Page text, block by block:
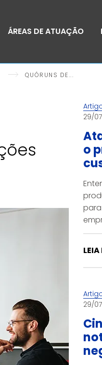
ÁREAS DE ATUAÇÃO
QUÓRUNS DE...
29/
o
29/